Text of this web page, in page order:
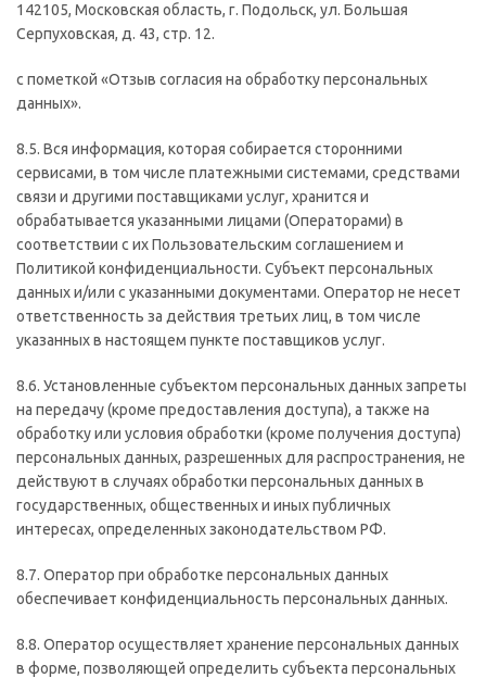
142105, Московская область, г. Подольск, ул. Большая
Серпуховская, д. 43, стр. 12.
с пометкой «Отзыв согласия на обработку персональных
данных».
8.5. Вся информация, которая собирается сторонними
сервисами, в том числе платежными системами, средствами
связи и другими поставщиками услуг, хранится и
обрабатывается указанными лицами (Операторами) в
соответствии с их Пользовательским соглашением и
Политикой конфиденциальности. Субъект персональных
данных и/или с указанными документами. Оператор не несет
ответственность за действия третьих лиц, в том числе
указанных в настоящем пункте поставщиков услуг.
8.6. Установленные субъектом персональных данных запреты
на передачу (кроме предоставления доступа), а также на
обработку или условия обработки (кроме получения доступа)
персональных данных, разрешенных для распространения, не
действуют в случаях обработки персональных данных в
государственных, общественных и иных публичных
интересах, определенных законодательством РФ.
8.7. Оператор при обработке персональных данных
обеспечивает конфиденциальность персональных данных.
8.8. Оператор осуществляет хранение персональных данных
в форме, позволяющей определить субъекта персональных